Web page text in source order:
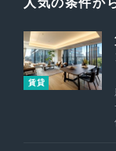
人気の条件か
賃貸